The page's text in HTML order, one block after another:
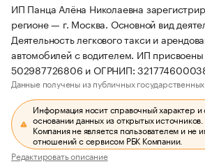
ИП Панца Алёна Николаевна
регионе — г. Москва. Основной вид
Деятельность легкового такси и
автомобилей с водителем. ИП
502987726806 и ОГРНИП:
Данные получены из публичных
Информация носит справочный характер и
основании данных из открытых источников.
Компания не является пользователем и не
отношений с сервисом РБК Компании.
Редактировать описание